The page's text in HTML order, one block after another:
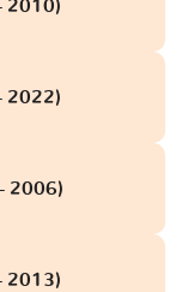
2010)
2022)
2006)
2013)